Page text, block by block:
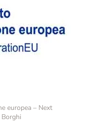
europea – Next
Borghi